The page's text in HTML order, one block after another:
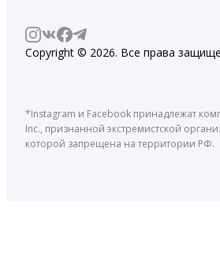
Copyright © 2026. Все права
*Instagram и Facebook принадлежат
Inc., признанной экстремистской
которой запрещена на территории РФ.